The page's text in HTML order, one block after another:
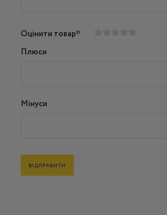
Оцінити товар*
Плюси
Мінуси